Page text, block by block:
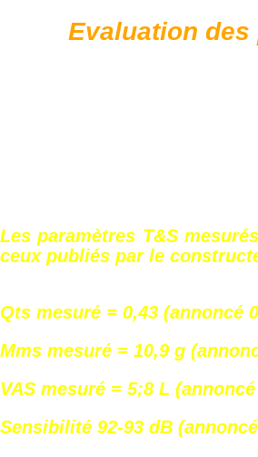
Evaluation des
Les paramètres T&S
ceux publiés par le
Qts mesuré = 0,43 (annoncé
Mms mesuré = 10,9 g
VAS mesuré = 5;8 L
Sensibilité 92-93 dB